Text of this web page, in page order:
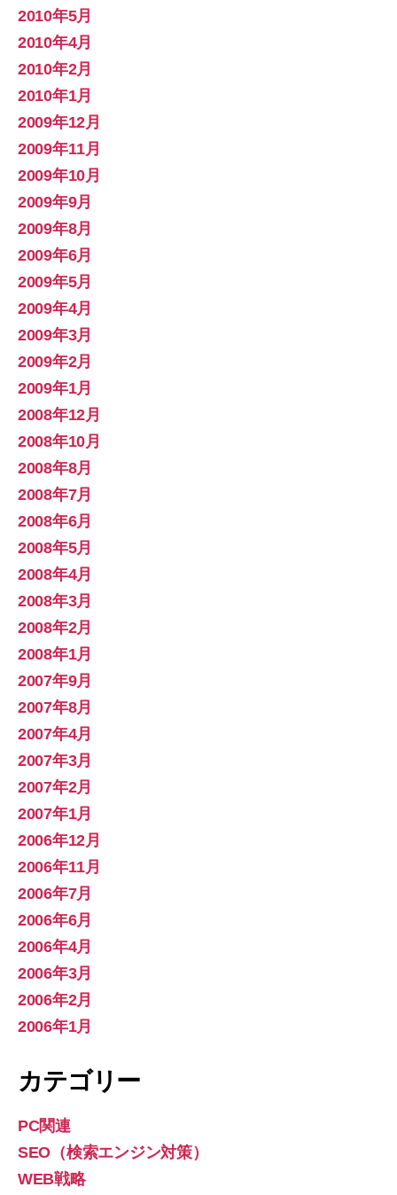
2010年5月
2010年4月
2010年2月
2010年1月
2009年12月
2009年11月
2009年10月
2009年9月
2009年8月
2009年6月
2009年5月
2009年4月
2009年3月
2009年2月
2009年1月
2008年12月
2008年10月
2008年8月
2008年7月
2008年6月
2008年5月
2008年4月
2008年3月
2008年2月
2008年1月
2007年9月
2007年8月
2007年4月
2007年3月
2007年2月
2007年1月
2006年12月
2006年11月
2006年7月
2006年6月
2006年4月
2006年3月
2006年2月
2006年1月
カテゴリー
PC関連
SEO（検索エンジン対策）
WEB戦略